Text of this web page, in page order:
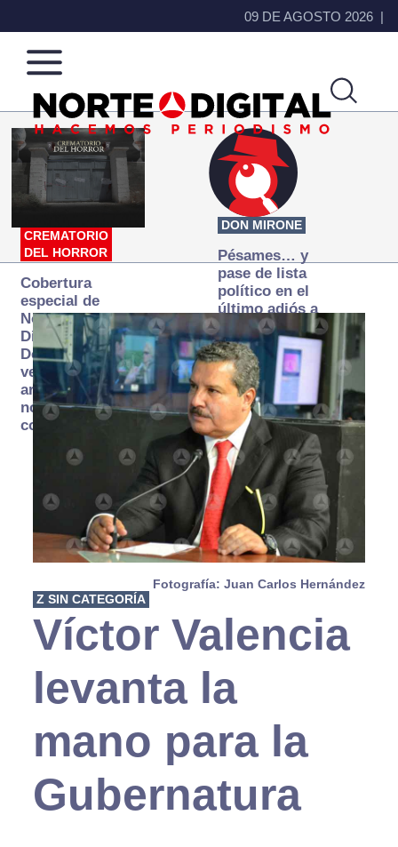
09 DE AGOSTO 2026
Norte
de
Ciudad
Más
que
noticias,
hacemos periodismo
CREMATORIO
DEL HORROR
Cobertura
especial de
Norte
Digital:
Donde la
verdad
arde… pero
no se
consume
DON MIRONE
Pésames… y
pase de lista
político en el
último adiós a
Papá Grande
Fotografía: Juan Carlos Hernández
Z SIN CATEGORÍA
Víctor Valencia
levanta la
mano para la
Gubernatura